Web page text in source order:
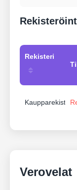
Rekisteri
Kaupparekisteri
Verovelat